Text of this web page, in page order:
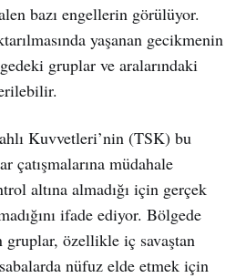
bazı engellerin görülüyor.
yaşanan gecikmenin
gruplar ve aralarındaki
Kuvvetleri’nin (TSK) bu
çatışmalarına müdahale
altına almadığı için gerçek
ifade ediyor. Bölgede
gruplar, özellikle iç savaştan
nüfuz elde etmek için